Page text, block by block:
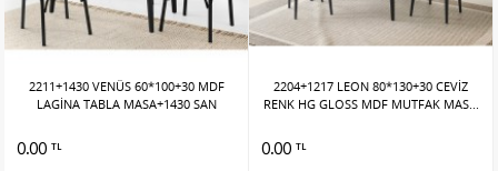
2211+1430 VENÜS 60*100+30 MDF
LAGİNA TABLA MASA+1430 SAN
0.00 TL
2204+1217 LEON 80*130+30 CEVİZ
RENK HG GLOSS MDF MUTFAK MAS...
0.00 TL